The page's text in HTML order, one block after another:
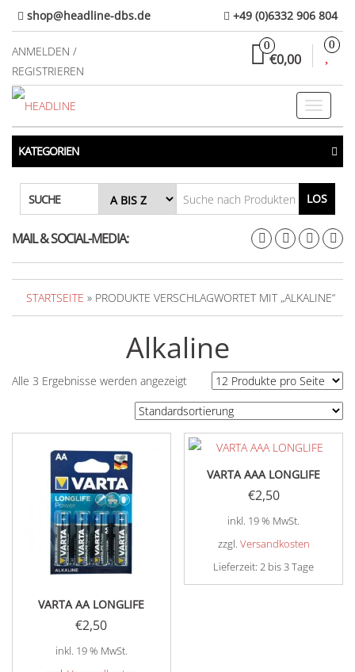
Direkt
zum
Inhalt
shop@headline-dbs.de +49 (0)6332 906 804
ANMELDEN /
REGISTRIEREN
0
€0,00
0
Toggle
KATEGORIEN
SUCHE LOS
MAIL & SOCIAL-MEDIA:
STARTSEITE » PRODUKTE VERSCHLAGWORTET MIT „ALKALINE“
Alkaline
Alle 3 Ergebnisse werden angezeigt
VARTA AA LONGLIFE
€2,50
inkl. 19 % MwSt.
VARTA AAA LONGLIFE
€2,50
inkl. 19 % MwSt.
zzgl. Versandkosten
Lieferzeit:2 bis 3 Tage